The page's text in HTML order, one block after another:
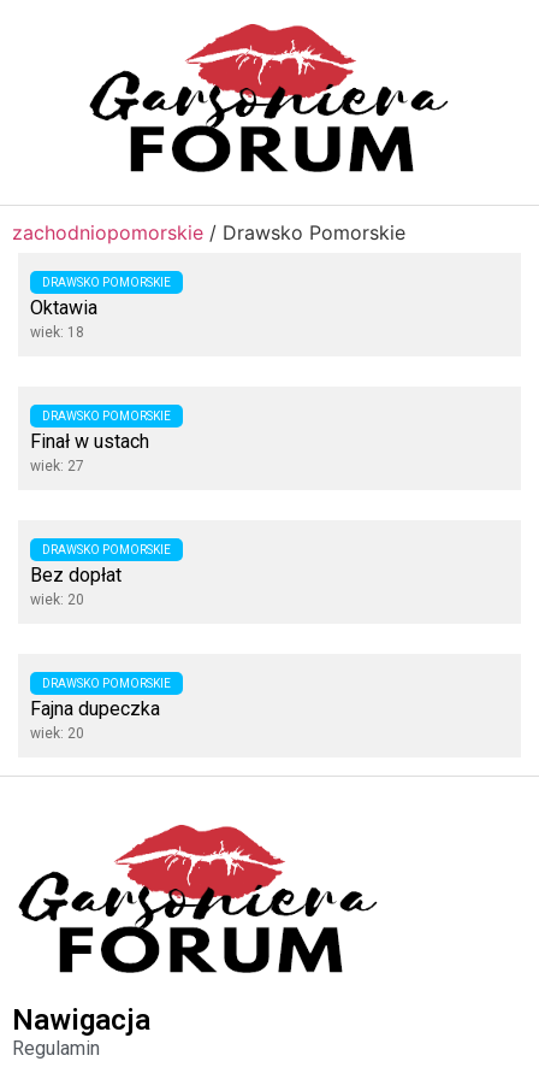
zachodniopomorskie / Drawsko Pomorskie
DRAWSKO POMORSKIE
Oktawia
wiek: 18
DRAWSKO POMORSKIE
Finał w ustach
wiek: 27
DRAWSKO POMORSKIE
Bez dopłat
wiek: 20
DRAWSKO POMORSKIE
Fajna dupeczka
wiek: 20
Nawigacja
Regulamin